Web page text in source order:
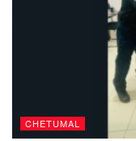
CHETUMAL